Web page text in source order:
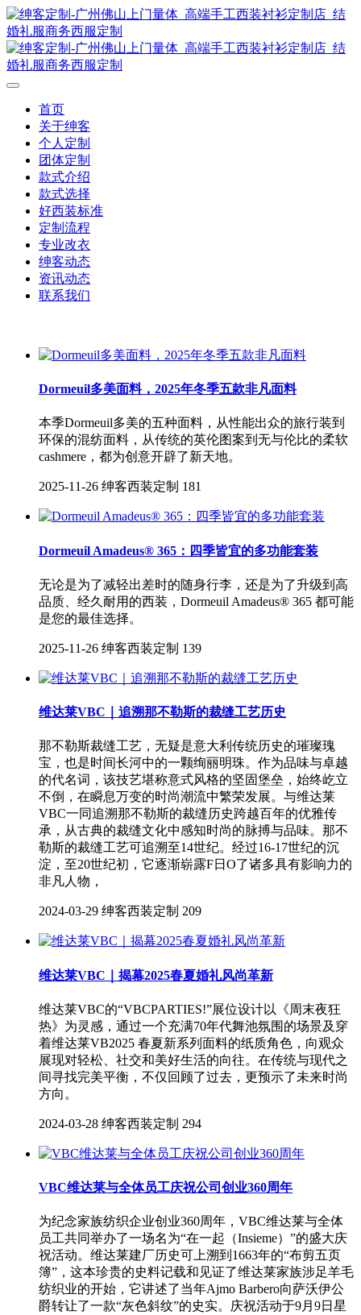
首页
关于绅客
个人定制
团体定制
款式介绍
款式选择
好西装标准
定制流程
专业改衣
绅客动态
资讯动态
联系我们
Dormeuil多美面料，2025年冬季五款非凡面料
本季Dormeuil多美的五种面料，从性能出众的旅行装到
环保的混纺面料，从传统的英伦图案到无与伦比的柔软
cashmere，都为创意开辟了新天地。
2025-11-26 绅客西装定制 181
Dormeuil Amadeus® 365：四季皆宜的多功能套装
无论是为了减轻出差时的随身行李，还是为了升级到高
品质、经久耐用的西装，Dormeuil Amadeus® 365 都可能
是您的最佳选择。
2025-11-26 绅客西装定制 139
维达莱VBC｜追溯那不勒斯的裁缝工艺历史
那不勒斯裁缝工艺，无疑是意大利传统历史的璀璨瑰
宝，也是时间长河中的一颗绚丽明珠。作为品味与卓越
的代名词，该技艺堪称意式风格的坚固堡垒，始终屹立
不倒，在瞬息万变的时尚潮流中繁荣发展。与维达莱
VBC一同追溯那不勒斯的裁缝历史跨越百年的优雅传
承，从古典的裁缝文化中感知时尚的脉搏与品味。那不
勒斯的裁缝工艺可追溯至14世纪。经过16-17世纪的沉
淀，至20世纪初，它逐渐崭露F日O了诸多具有影响力的
非凡人物，
2024-03-29 绅客西装定制 209
维达莱VBC｜揭幕2025春夏婚礼风尚革新
维达莱VBC的“VBCPARTIES!”展位设计以《周末夜狂
热》为灵感，通过一个充满70年代舞池氛围的场景及穿
着维达莱VB2025 春夏新系列面料的纸质角色，向观众
展现对轻松、社交和美好生活的向往。在传统与现代之
间寻找完美平衡，不仅回顾了过去，更预示了未来时尚
方向。
2024-03-28 绅客西装定制 294
VBC维达莱与全体员工庆祝公司创业360周年
为纪念家族纺织企业创业360周年，VBC维达莱与全体
员工共同举办了一场名为“在一起（Insieme）”的盛大庆
祝活动。维达莱建厂历史可上溯到1663年的“布剪五页
簿”，这本珍贵的史料记载和见证了维达莱家族涉足羊毛
纺织业的开始，它讲述了当年Ajmo Barbero向萨沃伊公
爵转让了一款“灰色斜纹”的史实。庆祝活动于9月9日星